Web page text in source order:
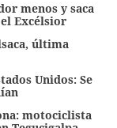
menos y saca
Excélsior
última
Unidos: Se
motociclista